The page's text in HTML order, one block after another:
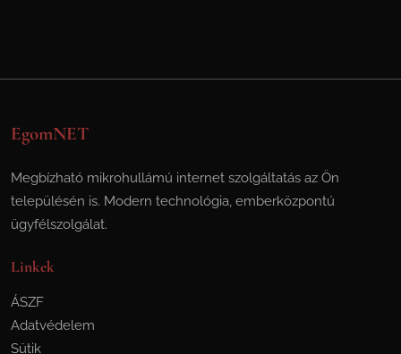
EgomNET
Megbízható mikrohullámú internet szolgáltatás az Ön
településén is. Modern technológia, emberközpontú
ügyfélszolgálat.
Linkek
ÁSZF
Adatvédelem
Sütik